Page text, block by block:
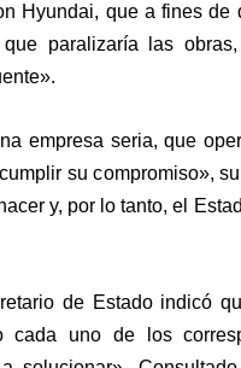
Hyundai, que a fines
paralizaría las
empresa seria, que
su compromiso»,
y, por lo tanto, el
de Estado indicó
cada uno de los